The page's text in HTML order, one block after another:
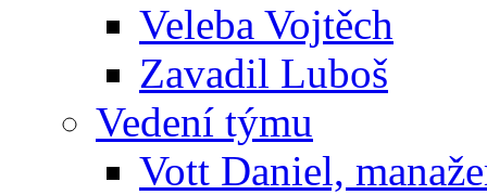
Veleba Vojtěch
Zavadil Luboš
Vedení týmu
Vott Daniel,